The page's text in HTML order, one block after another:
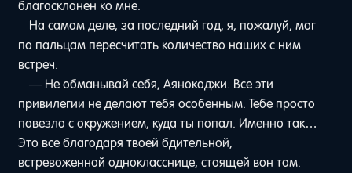
благосклонен ко мне.
На самом деле, за последний год, я, пожалуй, мог
по пальцам пересчитать количество наших с ним
встреч.
— Не обманывай себя, Аянокоджи. Все эти
привилегии не делают тебя особенным. Тебе просто
повезло с окружением, куда ты попал. Именно так…
Это все благодаря твоей бдительной,
встревоженной однокласснице, стоящей вон там.